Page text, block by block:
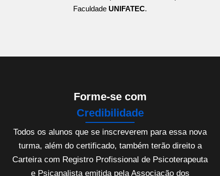
Faculdade UNIFATEC.
Forme-se com
Credibilidade
Todos os alunos que se inscreverem para essa nova
turma, além do certificado, também terão direito a
Carteira com Registro Profissional de Psicoterapeuta
e Psicanalista emitida pela Associação dos